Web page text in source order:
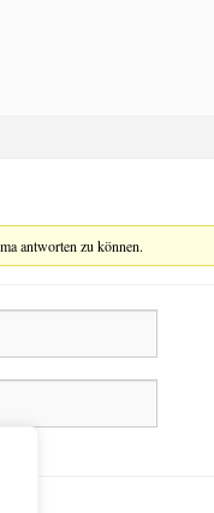
antworten zu können.